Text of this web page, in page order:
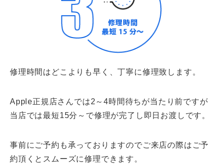
修理時間はどこよりも早く、丁寧に修理致します。
Apple正規店さんでは2～4時間待ちが当たり前ですが
当店では最短15分～で修理が完了し即日お渡しです。
事前にご予約も承っておりますのでご来店の際はご予
約頂くとスムーズに修理できます。